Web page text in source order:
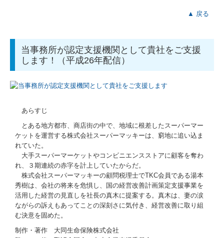
▲ 戻る
当事務所が認定支援機関として貴社をご支援
します！（平成26年配信）
あらすじ
とある地方都市、商店街の中で、地域に根差したスーパーマー
ケットを運営する株式会社スーパーマッキーは、窮地に追い込ま
れていた。
大手スーパーマーケットやコンビニエンスストアに顧客を奪わ
れ、３期連続の赤字を計上していたからだ。
株式会社スーパーマッキーの顧問税理士でTKC会員である湯本
秀樹は、会社の将来を危惧し、国の経営改善計画策定支援事業を
活用した経営の見直しを社長の真木に提案する。真木は、妻の涙
ながらの訴えもあってことの深刻さに気付き、経営改善に取り組
む決意を固めた。
制作・著作 大同生命保険株式会社